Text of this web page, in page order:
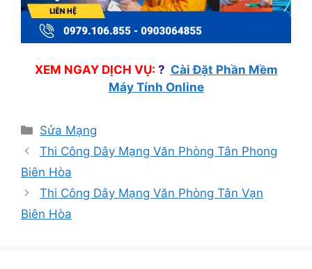
XEM NGAY DỊCH VỤ: ? Cài Đặt Phần Mềm
Máy Tính Online
Danh
mục
Sửa Mạng
Thi Công Dây Mạng Văn Phòng Tân Phong
Biên Hòa
Thi Công Dây Mạng Văn Phòng Tân Vạn
Biên Hòa